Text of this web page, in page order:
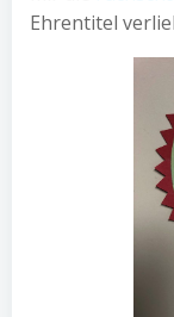
Ehrentitel